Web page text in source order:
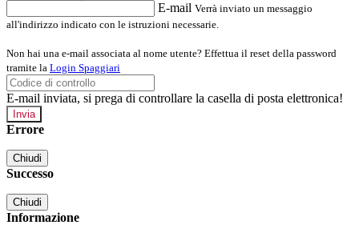
E-mail Verrà inviato un messaggio
all'indirizzo indicato con le istruzioni necessarie.
Non hai una e-mail associata al nome utente? Effettua il reset della password
tramite la Login Spaggiari
E-mail inviata, si prega di controllare la casella di posta elettronica!
Errore
Chiudi
Successo
Chiudi
Informazione